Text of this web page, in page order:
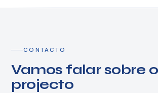
CONTACTO
Vamos falar sobre
projecto